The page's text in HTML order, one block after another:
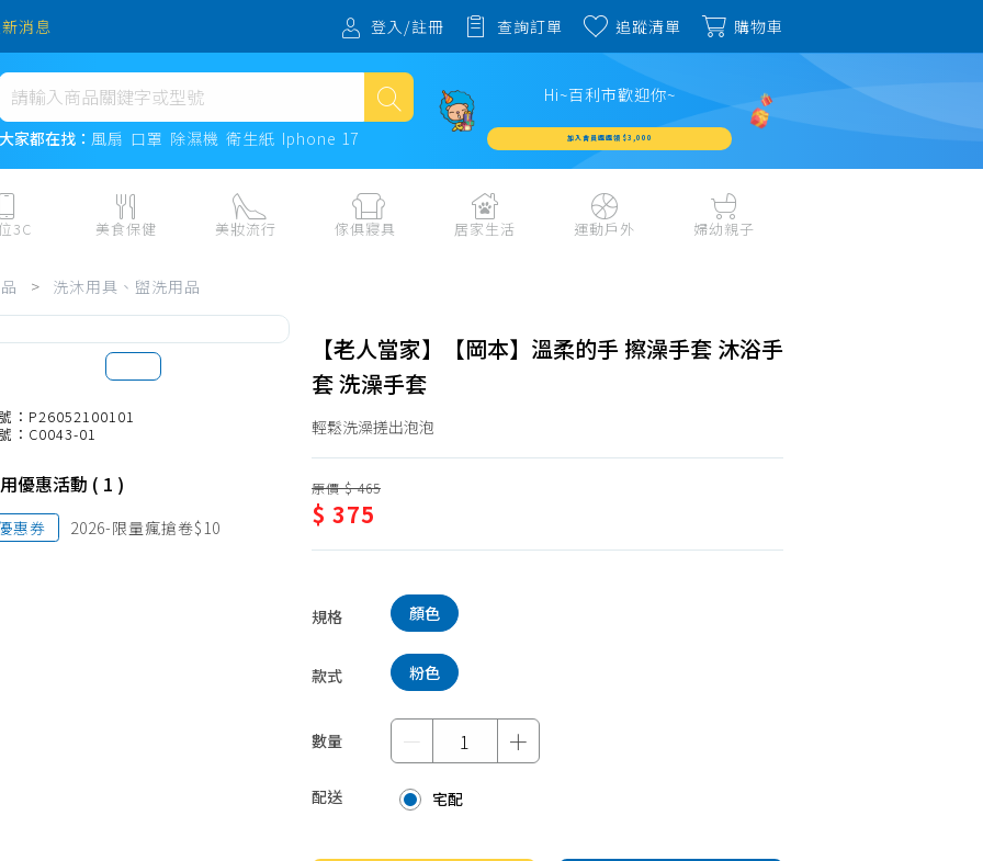
消息 登入/註冊 查詢訂單 追蹤清單 購物車
大家都在找： 風扇 口罩 除濕機 衛生紙 Iphone 17
熱門搜尋
風扇
口罩
衛生紙
Iphone 17
Hi~百利市歡迎你~
加入會員週週領 $3,000
3C 美食保健
電子票券
紙本票券
水、飲料、沖泡
民生食材、烹飪調味
熟食、小吃、滷味
零食、果乾、肉乾
蛋糕甜點、冰品
生鮮、蔬果 (免稅)
美妝流行 傢俱寢具
寢具
傢飾百貨
居家裝修
園藝植栽
居家生活
餐廚
生活其他用品
運動戶外
旅行用品、行李箱、
雨具
自行車、電動車系列
婦幼親子
書包、兒童生活用品
> 洗沐用具、盥洗用品
：P26052100101
：C0043-01
優惠活動 ( 1 )
惠券 2026-限量瘋搶卷$10
【老人當家】【岡本】溫柔的手 擦澡手套 沐浴手
套 洗澡手套
輕鬆洗澡搓出泡泡
原價 $ 465
$ 375
規格 顏色
款式 粉色
數量 － ＋
配送 宅配